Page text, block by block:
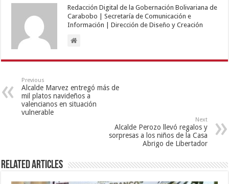
Redacción Digital de la Gobernación Bolivariana de
Carabobo | Secretaría de Comunicación e
Información | Dirección de Diseño y Creación
Previous
Alcalde Marvez entregó más de
mil platos navideños a
valencianos en situación
vulnerable
Next
Alcalde Perozo llevó regalos y
sorpresas a los niños de la Casa
Abrigo de Libertador
Related Articles